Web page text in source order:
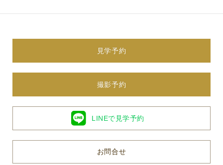
25
[Thu]
見学予約
撮影予約
LINEで見学予約
お問合せ